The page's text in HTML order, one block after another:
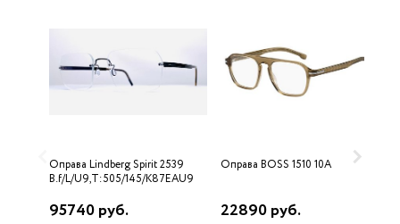
Оправа Lindberg Spirit 2539
B.f/L/U9,T:505/145/K87EAU9
95740 руб.
Оправа BOSS 1510 10A
22890 руб.